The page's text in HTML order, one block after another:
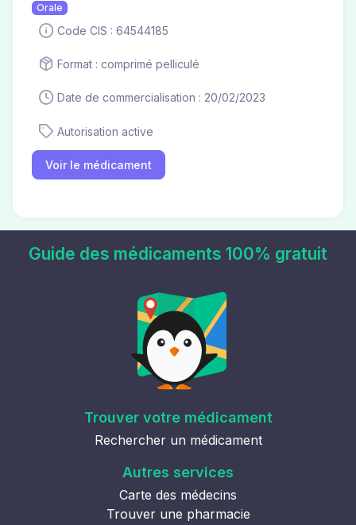
Orale
Code CIS : 64544185
Format : comprimé pelliculé
Date de commercialisation : 20/02/2023
Autorisation active
Voir le médicament
Guide des médicaments 100% gratuit
Trouver votre médicament
Rechercher un médicament
Autres services
Carte des médecins
Trouver une pharmacie